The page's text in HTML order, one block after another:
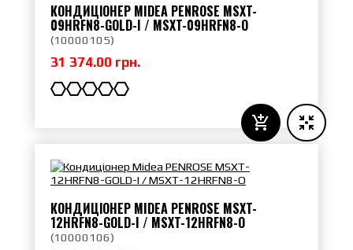
КОНДИЦІОНЕР MIDEA PENROSE MSXT-
09HRFN8-GOLD-I / MSXT-09HRFN8-O
(10000105)
31 374.00 грн.
КОНДИЦІОНЕР MIDEA PENROSE MSXT-
12HRFN8-GOLD-I / MSXT-12HRFN8-O
(10000106)